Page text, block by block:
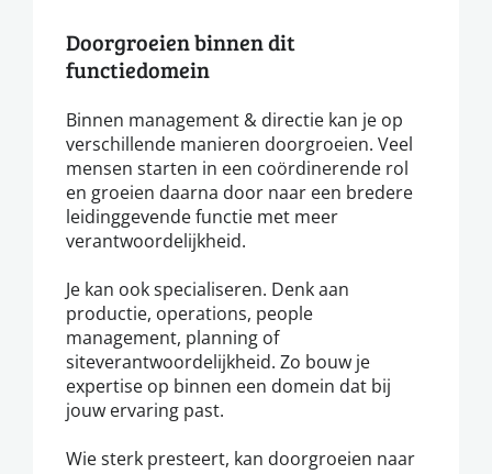
Doorgroeien binnen dit
functiedomein
Binnen management & directie kan je op
verschillende manieren doorgroeien. Veel
mensen starten in een coördinerende rol
en groeien daarna door naar een bredere
leidinggevende functie met meer
verantwoordelijkheid.
Je kan ook specialiseren. Denk aan
productie, operations, people
management, planning of
siteverantwoordelijkheid. Zo bouw je
expertise op binnen een domein dat bij
jouw ervaring past.
Wie sterk presteert, kan doorgroeien naar